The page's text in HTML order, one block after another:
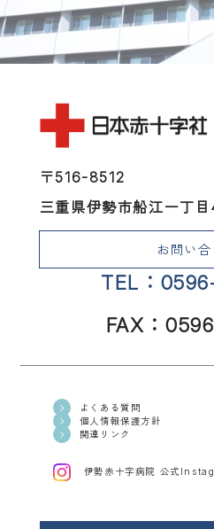
〒516-8512
三重県伊勢市船江一丁
お問い
TEL：
FAX：
よくある質問
個人情報保護方針
関連リンク
伊勢赤十字病院 公式